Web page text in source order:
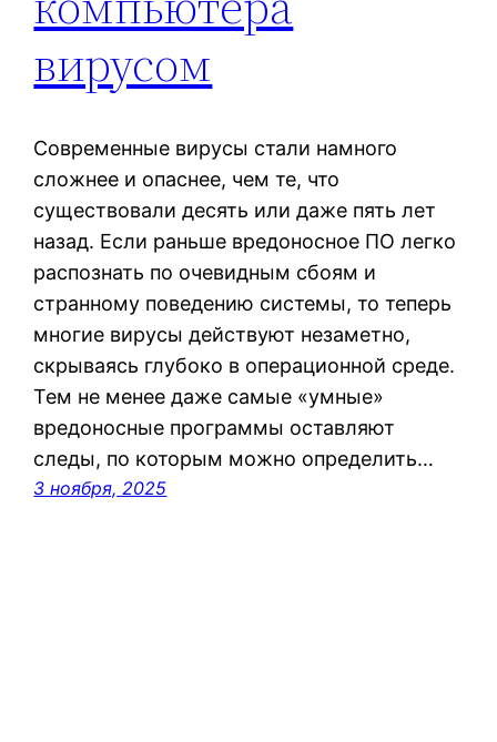
вирусом
Современные вирусы стали намного
сложнее и опаснее, чем те, что
существовали десять или даже пять лет
назад. Если раньше вредоносное ПО легко
распознать по очевидным сбоям и
странному поведению системы, то теперь
многие вирусы действуют незаметно,
скрываясь глубоко в операционной среде.
Тем не менее даже самые «умные»
вредоносные программы оставляют
следы, по которым можно определить…
3 ноября, 2025